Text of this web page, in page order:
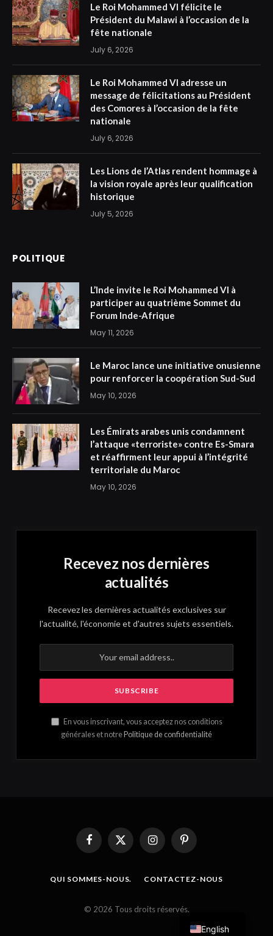
Le Roi Mohammed VI félicite le
Président du Malawi à l’occasion de la
fête nationale
July 6, 2026
Le Roi Mohammed VI adresse un
message de félicitations au Président
des Comores à l’occasion de la fête
nationale
July 6, 2026
Les Lions de l’Atlas rendent hommage à
la vision royale après leur qualification
historique
July 5, 2026
POLITIQUE
L’Inde invite le Roi Mohammed VI à
participer au quatrième Sommet du
Forum Inde-Afrique
May 11, 2026
Le Maroc lance une initiative onusienne
pour renforcer la coopération Sud-Sud
May 10, 2026
Les Émirats arabes unis condamnent
l’attaque «terroriste» contre Es-Smara
et réaffirment leur appui à l’intégrité
territoriale du Maroc
May 10, 2026
Recevez nos dernières
actualités
Recevez les dernières actualités exclusives sur
l'actualité, l'économie et d'autres sujets essentiels.
En vous inscrivant, vous acceptez nos conditions
générales et notrePolitique de confidentialité
FacebookX
(Twitter)
InstagramPinterest
QUI SOMMES-NOUS. CONTACTEZ-NOUS
© 2026 Tous droits réservés.
English